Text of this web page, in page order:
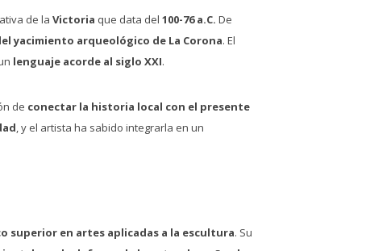
de la Victoria que data del 100-76 a.C. De
yacimiento arqueológico de La Corona. El
lenguaje acorde al siglo XXI.
de conectar la historia local con el presente
, y el artista ha sabido integrarla en un
superior en artes aplicadas a la escultura. Su